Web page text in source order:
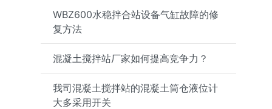
WBZ600水稳拌合站设备气缸故障的修
复方法
混凝土搅拌站厂家如何提高竞争力？
我司混凝土搅拌站的混凝土筒仓液位计
大多采用开关